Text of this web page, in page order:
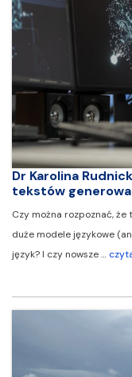
Dr Karolina
tekstów
Czy można rozpoznać, że
duże modele językowe
język? I czy nowsze …